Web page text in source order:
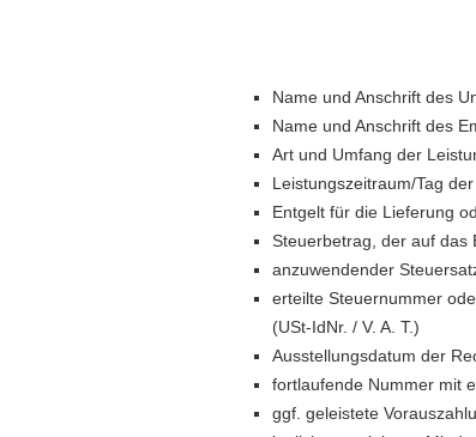
Name und Anschrift des
Name und Anschrift des
Art und Umfang der
Leistungszeitraum/Tag
Entgelt für die Lieferung
Steuerbetrag, der auf das
anzuwendender
erteilte Steuernummer
(USt-IdNr. / V. A. T.)
Ausstellungsdatum der
fortlaufende Nummer mit
ggf. geleistete